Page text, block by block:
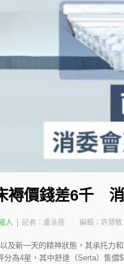
褥價錢差6千
人 記者：盧泳蓓 編輯：許慧敏
及新一天的精神狀態，其承托力
分為4星，其中舒達（Serta）售